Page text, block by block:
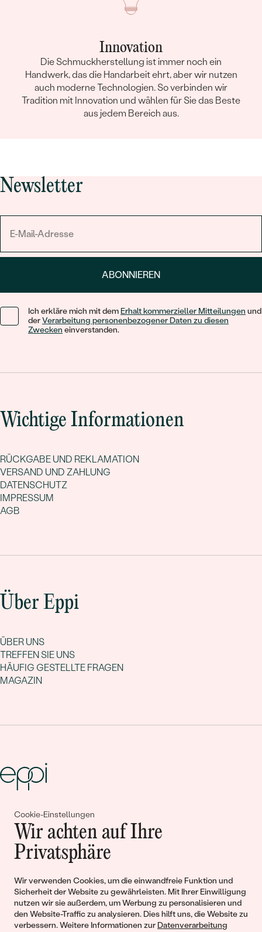
Cookie-Einstellungen
Wir achten auf Ihre
Privatsphäre
Wir verwenden Cookies, um die einwandfreie Funktion und
Sicherheit der Website zu gewährleisten. Mit Ihrer Einwilligung
nutzen wir sie außerdem, um Werbung zu personalisieren und
den Website-Traffic zu analysieren. Dies hilft uns, die Website zu
verbessern. Weitere Informationen zur Datenverarbeitung
Innovation
Die Schmuckherstellung ist immer noch ein
Handwerk, das die Handarbeit ehrt, aber wir nutzen
auch moderne Technologien. So verbinden wir
Tradition mit Innovation und wählen für Sie das Beste
aus jedem Bereich aus.
Newsletter
ABONNIEREN
Ich erkläre mich mit dem Erhalt kommerzieller Mitteilungen und
derVerarbeitung personenbezogener Daten zu diesen
Zwecken einverstanden.
Wichtige Informationen
RÜCKGABE UND REKLAMATION
VERSAND UND ZAHLUNG
DATENSCHUTZ
IMPRESSUM
AGB
Über Eppi
ÜBER UNS
TREFFEN SIE UNS
HÄUFIG GESTELLTE FRAGEN
MAGAZIN
Gemeinsam erschaffen wir
Geschichten von Schönheit und
Liebe
Begleiten Sie uns!